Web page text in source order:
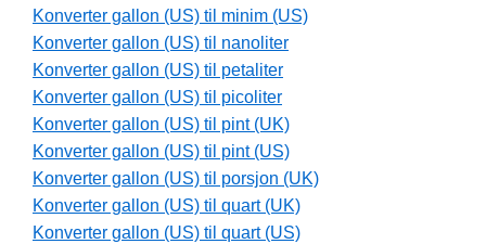
Konverter gallon (US) til minim (US)
Konverter gallon (US) til nanoliter
Konverter gallon (US) til petaliter
Konverter gallon (US) til picoliter
Konverter gallon (US) til pint (UK)
Konverter gallon (US) til pint (US)
Konverter gallon (US) til porsjon (UK)
Konverter gallon (US) til quart (UK)
Konverter gallon (US) til quart (US)